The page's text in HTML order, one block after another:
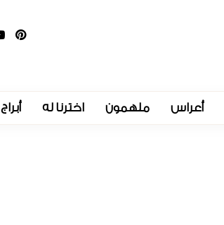
أعراس ملهمون اخترنا له أبراج